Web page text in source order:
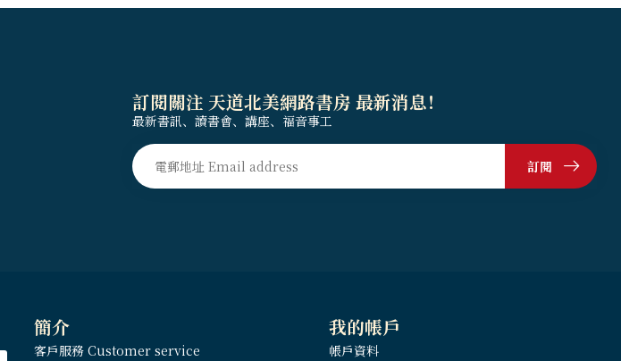
訂閱關注 天道北美網路書房 最新消息！
最新書訊、讀書會、講座、福音事工
訂閱
簡介
客戶服務 Customer service
我的帳戶
帳戶資料